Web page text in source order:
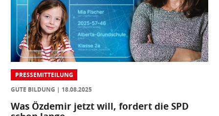
PRESSEMITTEILUNG
GUTE BILDUNG
18.08.2025
Was Özdemir jetzt will, fordert die SPD